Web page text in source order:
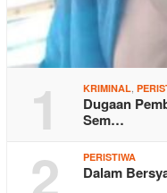
1 KRIMINAL
Dugaan
Sem…
2 PERISTIWA
Dalam